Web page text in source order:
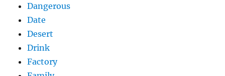
Dangerous
Date
Desert
Drink
Factory